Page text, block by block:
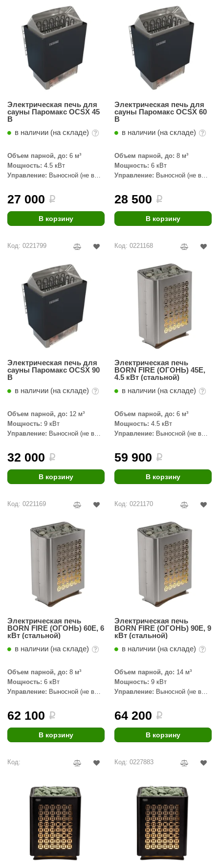
Design
KERN
Sauna
Электрическая печь для
сауны Паромакс OCSX 45
B
в наличии (на складе)
Объем парной, до: 6 м³
Мощность: 4.5 кВт
Управление: Выносной (не в
27 000 i
В корзину
Электрическая печь для
сауны Паромакс OCSX 60
B
в наличии (на складе)
Объем парной, до: 8 м³
Мощность: 6 кВт
Управление: Выносной (не в
28 500 i
В корзину
Код: 0221799
Электрическая печь для
сауны Паромакс OCSX 90
B
в наличии (на складе)
Объем парной, до: 12 м³
Мощность: 9 кВт
Управление: Выносной (не в
32 000 i
В корзину
Код: 0221168
Электрическая печь
BORN FIRE (ОГОНЬ) 45E,
4.5 кВт (стальной)
в наличии (на складе)
Объем парной, до: 6 м³
Мощность: 4.5 кВт
Управление: Выносной (не в
59 900 i
В корзину
Код: 0221169
Электрическая печь
BORN FIRE (ОГОНЬ) 60E, 6
кВт (стальной)
в наличии (на складе)
Объем парной, до: 8 м³
Мощность: 6 кВт
Управление: Выносной (не в
62 100 i
В корзину
Код: 0221170
Электрическая печь
BORN FIRE (ОГОНЬ) 90E, 9
кВт (стальной)
в наличии (на складе)
Объем парной, до: 14 м³
Мощность: 9 кВт
Управление: Выносной (не в
64 200 i
В корзину
Код: Код: 0227883